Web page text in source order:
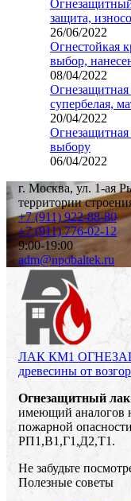
защита,
26/06/2022
Огнестойкая
выбор,
08/04/2022
супербелая,
20/04/2022
выбору
06/04/2022
г. Москва, ул. 1-ая
территории
+7 (911) 922-88-80
+7 (911) 776-02-12
9:00-19:00
adm@npobaltek.ru
ЛАК КМ1
древесины от
Огнезащитный
имеющий аналогов
пожарной
РП1,В1,Г1,Д2,Т1.
Не забудьте
Полезные советы